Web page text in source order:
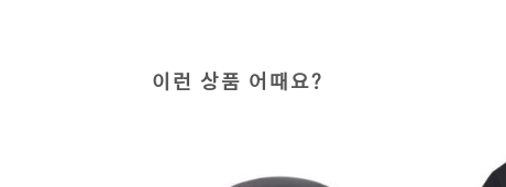
이런 상품 어때요?